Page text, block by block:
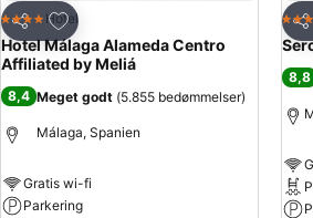
giver gæsterne energi til en
Del
Føj til favoritter
4 StjernerHotel
Hotel Málaga Alameda Centro
Affiliated by Meliá
8,4 Meget godt (5.855 bedømmelser)
Málaga, Spanien
Gratis wi-fi
Parkering
Del
4
8,8